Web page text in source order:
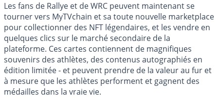
Les fans de Rallye et de WRC peuvent maintenant se
tourner vers MyTVchain et sa toute nouvelle marketplace
pour collectionner des NFT légendaires, et les vendre en
quelques clics sur le marché secondaire de la
plateforme. Ces cartes contiennent de magnifiques
souvenirs des athlètes, des contenus autographiés en
édition limitée - et peuvent prendre de la valeur au fur et
à mesure que les athlètes performent et gagnent des
médailles dans la vraie vie.